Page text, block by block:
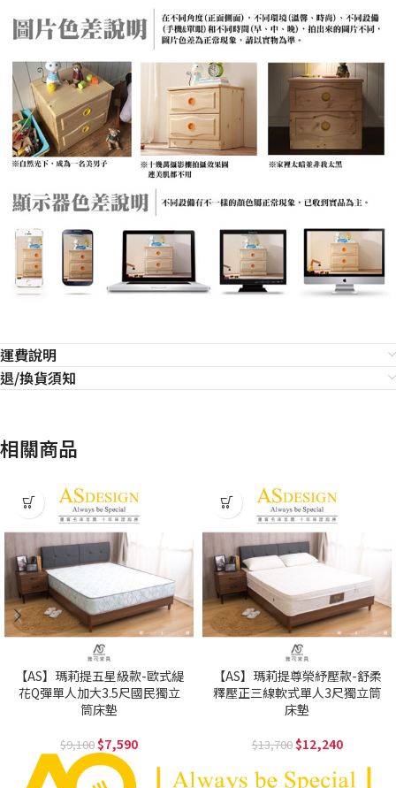
運費說明
退/換貨須知
相關商品
【AS】瑪莉提五星級款-歐式緹
花Q彈單人加大3.5尺國民獨立
筒床墊
9,100 7,590
【AS】瑪莉提尊榮紓壓款-舒柔
釋壓正三線軟式單人3尺獨立筒
床墊
13,700 12,240